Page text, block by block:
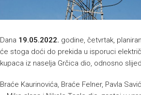
Dana 19.05.2022. godine, četvrtak,
će stoga doći do prekida u isporuci
kupaca iz naselja Grčica dio, odnosno
Braće Kaurinovića, Braće Felner, Pavla